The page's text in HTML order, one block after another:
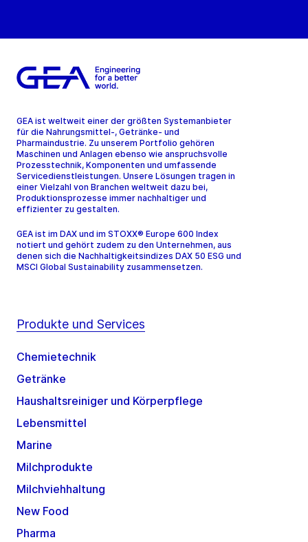
GEA ist weltweit einer der größten Systemanbieter
für die Nahrungsmittel-, Getränke- und
Pharmaindustrie. Zu unserem Portfolio gehören
Maschinen und Anlagen ebenso wie anspruchsvolle
Prozesstechnik, Komponenten und umfassende
Servicedienstleistungen. Unsere Lösungen tragen in
einer Vielzahl von Branchen weltweit dazu bei,
Produktionsprozesse immer nachhaltiger und
effizienter zu gestalten.
GEA ist im DAX und im STOXX® Europe 600 Index
notiert und gehört zudem zu den Unternehmen, aus
denen sich die Nachhaltigkeitsindizes DAX 50 ESG und
MSCI Global Sustainability zusammensetzen.
Produkte und Services
Chemietechnik
Getränke
Haushaltsreiniger und Körperpflege
Lebensmittel
Marine
Milchprodukte
Milchviehhaltung
New Food
Pharma